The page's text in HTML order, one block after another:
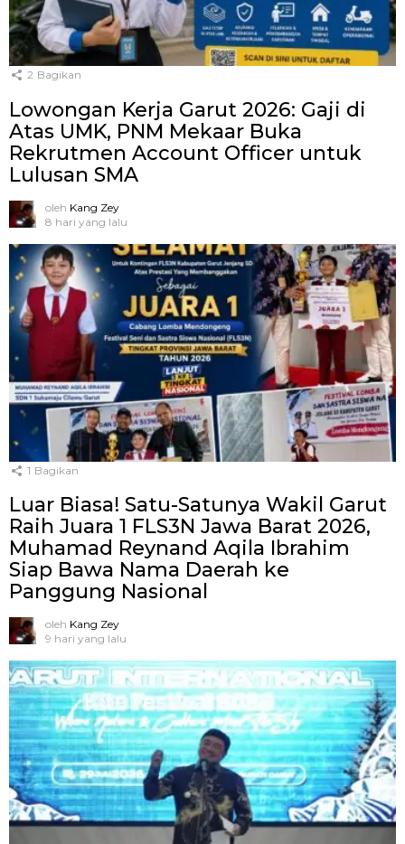
2 Bagikan
Lowongan Kerja Garut 2026: Gaji di
Atas UMK, PNM Mekaar Buka
Rekrutmen Account Officer untuk
Lulusan SMA
oleh Kang Zey
8 hari yang lalu
1 Bagikan
Luar Biasa! Satu-Satunya Wakil Garut
Raih Juara 1 FLS3N Jawa Barat 2026,
Muhamad Reynand Aqila Ibrahim
Siap Bawa Nama Daerah ke
Panggung Nasional
oleh Kang Zey
9 hari yang lalu